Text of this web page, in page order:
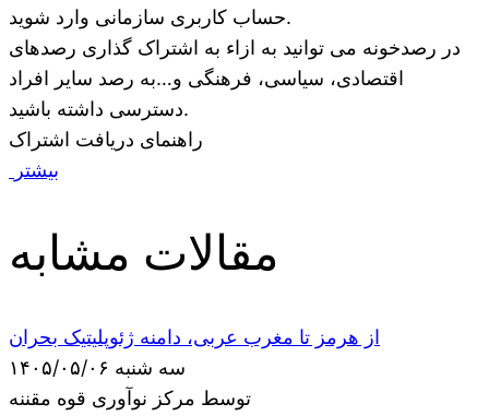
حساب کاربری سازمانی وارد شوید.
در رصدخونه می توانید به ازاء به اشتراک گذاری رصدهای
اقتصادی، سیاسی، فرهنگی و…به رصد سایر افراد
دسترسی داشته باشید.
راهنمای دریافت اشتراک
بیشتر
مقالات مشابه
از هرمز تا مغرب عربی، دامنه ژئوپلیتیک بحران
سه شنبه ۱۴۰۵/۰۵/۰۶
توسط مرکز نوآوری قوه مقننه